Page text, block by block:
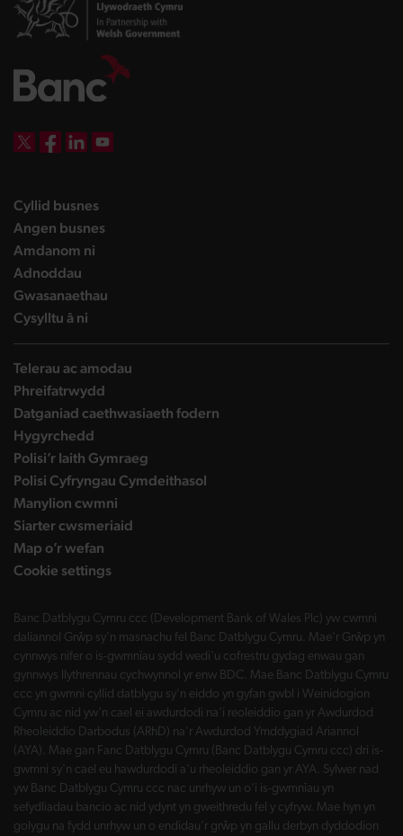
Cyllid busneslanding page
Angen busneslanding page
Amdanom ni
Adnoddau
Gwasanaethau
Cysylltu â ni
Telerau ac amodau
Phreifatrwydd
Datganiad caethwasiaeth fodern
Hygyrchedd
Polisi’r Iaith Gymraeg
Polisi Cyfryngau Cymdeithasol
Manylion cwmni
Siarter cwsmeriaid
Map o’r wefan
Cookie settings
Banc Datblygu Cymru ccc (Development Bank of Wales Plc) yw cwmni
daliannol Grŵp sy'n masnachu fel Banc Datblygu Cymru. Mae'r Grŵp yn
cynnwys nifer o is-gwmnïau sydd wedi'u cofrestru gydag enwau gan
gynnwys llythrennau cychwynnol yr enw BDC. Mae Banc Datblygu Cymru
ccc yn gwmni cyllid datblygu sy'n eiddo yn gyfan gwbl i Weinidogion
Cymru ac nid yw'n cael ei awdurdodi na'i reoleiddio gan yr Awdurdod
Rheoleiddio Darbodus (ARhD) na'r Awdurdod Ymddygiad Ariannol
(AYA). Mae gan Fanc Datblygu Cymru (Banc Datblygu Cymru ccc) dri is-
gwmni sy'n cael eu hawdurdodi a'u rheoleiddio gan yr AYA. Sylwer nad
yw Banc Datblygu Cymru ccc nac unrhyw un o'i is-gwmnïau yn
sefydliadau bancio ac nid ydynt yn gweithredu fel y cyfryw. Mae hyn yn
golygu na fydd unrhyw un o endidau'r grŵp yn gallu derbyn dyddodion